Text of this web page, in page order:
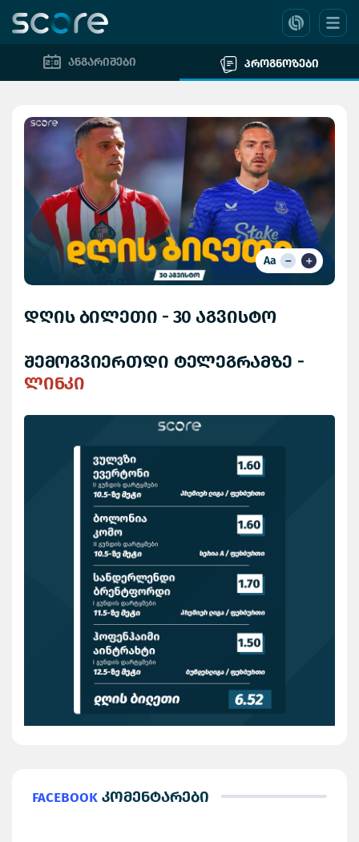
ანგარიშები პროგნოზები
Aa
დღის ბილეთი - 30 აგვისტო
შემოგვიერთდი ტელეგრამზე -
ლინკი
Facebook კომენტარები